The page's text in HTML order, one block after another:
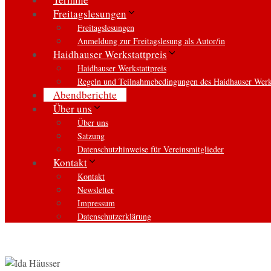
Freitagslesungen
Freitagslesungen
Anmeldung zur Freitagslesung als Autor/in
Haidhauser Werkstattpreis
Haidhauser Werkstattpreis
Regeln und Teilnahmebedingungen des Haidhauser
Abendberichte
Über uns
Über uns
Satzung
Datenschutzhinweise für Vereinsmitglieder
Kontakt
Kontakt
Newsletter
Impressum
Datenschutzerklärung